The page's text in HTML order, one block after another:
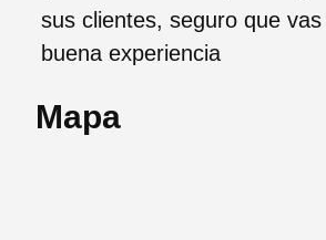
sus clientes, seguro que
buena experiencia
Mapa